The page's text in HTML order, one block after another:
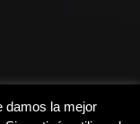
damos la mejor